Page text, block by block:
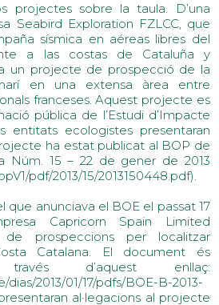
projectes sobre la taula. D’una
Seabird Exploration FZLCC, que
sísmica en aéreas libres del
a las costas de Cataluña y
un projecte de prospecció de la
en una extensa àrea entre
franceses. Aquest projecte es
pública de l’Estudi d’Impacte
entitats ecologistes presentaran
ha estat publicat al BOP de
Núm. 15 – 22 de gener de 2013
pdf/2013/15/2013150448.pdf).
que anunciava el BOE el passat 17
Capricorn Spain Limited
de prospeccions per localitzar
Catalana. El document és
d’aquest enllaç:
2013/01/17/pdfs/BOE-B-2013-
al·legacions al projecte